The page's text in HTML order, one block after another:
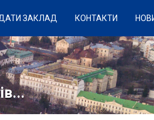
ЗАКЛАД КОНТАКТИ